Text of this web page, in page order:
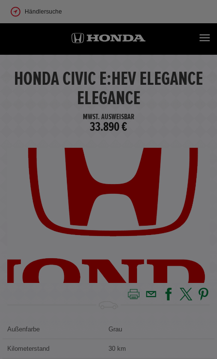
Händlersuche
HONDA CIVIC E:HEV ELEGANCE
ELEGANCE
MWST. AUSWEISBAR
33.890 €
Außenfarbe Grau
Kilometerstand 30 km